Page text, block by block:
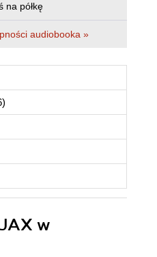
na półkę
audiobooka »
w